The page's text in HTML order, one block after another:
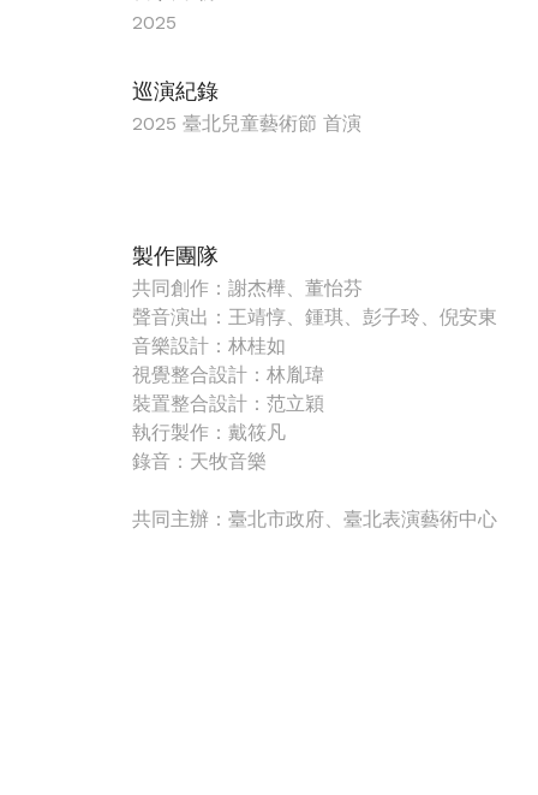
2025
巡演紀錄
2025 臺北兒童藝術節 首演
製作團隊
共同創作：謝杰樺、董怡芬
聲音演出：王靖惇、鍾琪、彭子玲、倪安東
音樂設計：林桂如
視覺整合設計：林胤瑋
裝置整合設計：范立穎
執行製作：戴筱凡
錄音：天牧音樂
共同主辦：臺北市政府、臺北表演藝術中心